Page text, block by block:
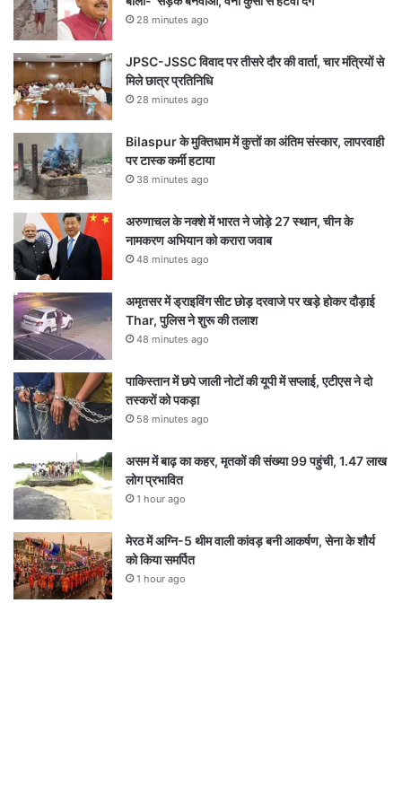
28 minutes ago
JPSC-JSSC विवाद पर तीसरे दौर की वार्ता, चार मंत्रियों से
मिले छात्र प्रतिनिधि
28 minutes ago
Bilaspur के मुक्तिधाम में कुत्तों का अंतिम संस्कार, लापरवाही
पर टास्क कर्मी हटाया
38 minutes ago
अरुणाचल के नक्शे में भारत ने जोड़े 27 स्थान, चीन के
नामकरण अभियान को करारा जवाब
48 minutes ago
अमृतसर में ड्राइविंग सीट छोड़ दरवाजे पर खड़े होकर दौड़ाई
Thar, पुलिस ने शुरू की तलाश
48 minutes ago
पाकिस्तान में छपे जाली नोटों की यूपी में सप्लाई, एटीएस ने दो
तस्करों को पकड़ा
58 minutes ago
असम में बाढ़ का कहर, मृतकों की संख्या 99 पहुंची, 1.47 लाख
लोग प्रभावित
1 hour ago
मेरठ में अग्नि-5 थीम वाली कांवड़ बनी आकर्षण, सेना के शौर्य
को किया समर्पित
1 hour ago